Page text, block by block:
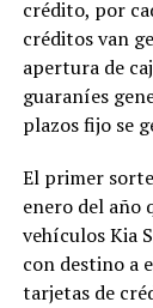
crédito, por
créditos van
apertura de
guaraníes
plazos fijo se
El primer
enero del año
vehículos Kia
con destino a
tarjetas de